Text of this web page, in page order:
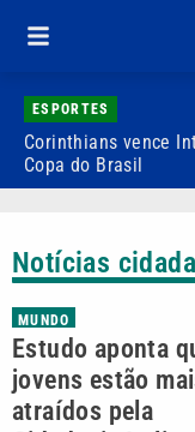
ESPORTES
Corinthians vence
Copa do Brasil
Notícias
MUNDO
Estudo aponta
jovens estão
atraídos pela